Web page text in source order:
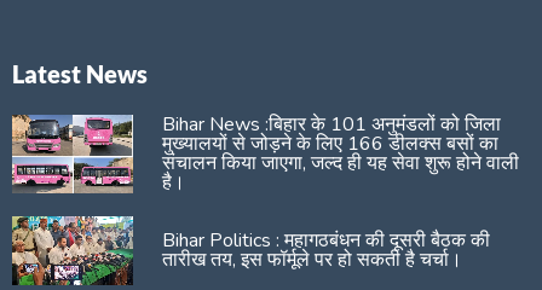
Latest News
Bihar News :बिहार के 101 अनुमंडलों को जिला
मुख्यालयों से जोड़ने के लिए 166 डीलक्स बसों का
संचालन किया जाएगा, जल्द ही यह सेवा शुरू होने वाली
है।
Bihar Politics : महागठबंधन की दूसरी बैठक की
तारीख तय, इस फॉर्मूले पर हो सकती है चर्चा।